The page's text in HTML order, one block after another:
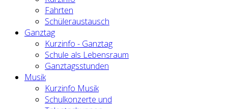
Fahrten
Schüleraustausch
Ganztag
Kurzinfo - Ganztag
Schule als Lebensraum
Ganztagsstunden
Musik
Kurzinfo Musik
Schulkonzerte und